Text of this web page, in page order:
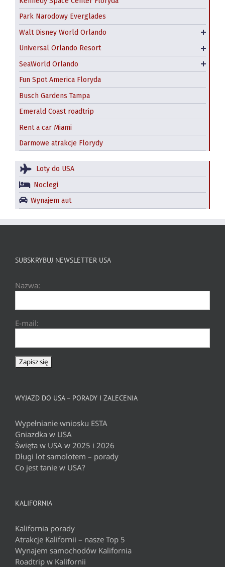
Park Narodowy Everglades
Walt Disney World Orlando
Tańsze bilety do Disney World i Universal Orlando
– gdzie kupić?
Parki wodne Disneya
Universal Orlando Resort
Islands of Adventure
Universal CitiWalk
Volcano Bay
SeaWorld Orlando
Aquatica Orlando
Discovery Cove
Fun Spot America Floryda
Busch Gardens Tampa
Emerald Coast roadtrip
Rent a car Miami
Darmowe atrakcje Florydy
Loty do USA
Noclegi
Wynajem aut
SUBSKRYBUJ NEWSLETTER USA
Nazwa:
E-mail:
WYJAZD DO USA – PORADY I ZALECENIA
Wypełnianie wniosku ESTA
Gniazdka w USA
Święta w USA w 2025 i 2026
Długi lot samolotem – porady
Co jest tanie w USA?
KALIFORNIA
Kalifornia porady
Atrakcje Kalifornii – nasze Top 5
Wynajem samochodów Kalifornia
Roadtrip w Kalifornii